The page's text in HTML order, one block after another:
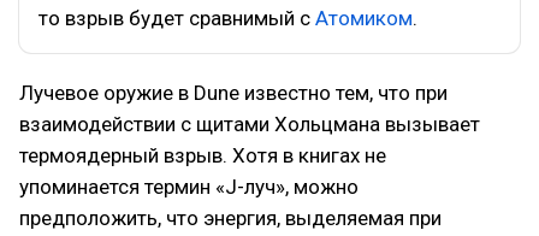
то взрыв будет сравнимый с Атомиком.
Лучевое оружие в Dune известно тем, что при
взаимодействии с щитами Хольцмана вызывает
термоядерный взрыв. Хотя в книгах не
упоминается термин «J-луч», можно
предположить, что энергия, выделяемая при